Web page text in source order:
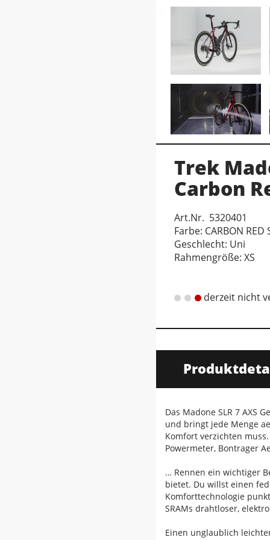
Trek
Carbon
Art.Nr. 5320401
Farbe: CARBON RED
Geschlecht: Uni
Rahmengröße: XS
derzeit nicht
Das Madone SLR 7 AXS
und bringt jede Menge
Komfort verzichten
Powermeter, Bontrager
… Rennen ein wichtiger
bietet. Du willst einen
Komforttechnologie
SRAMs drahtloser,
Einen unglaublich